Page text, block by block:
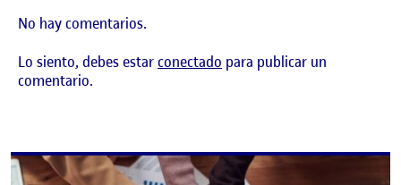
No hay comentarios.
Lo siento, debes estarconectado para publicar un
comentario.